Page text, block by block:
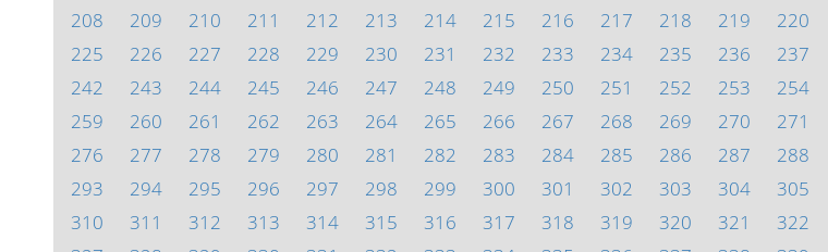
208
209 210 211 212 213 214 215 216 217 218 219 220
225
226 227 228 229 230 231 232 233 234 235 236 237
242
243 244 245 246 247 248 249 250 251 252 253 254
259
260 261 262 263 264 265 266 267 268 269 270 271
276
277 278 279 280 281 282 283 284 285 286 287 288
293
294 295 296 297 298 299 300 301 302 303 304 305
310
311 312 313 314 315 316 317 318 319 320 321 322